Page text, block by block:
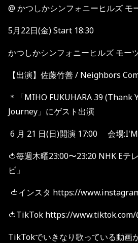
@ かつしかシンフォニーヒルズ モ
5月22日(金) Start 18:30
かつしかシンフォニーヒルズ モー
【出演】佐藤竹善 / Neighbors
＊「MIHO FUKUHARA 39 (Thank
Journey」にゲスト出演
6 月 21 日(日)開演 17:00 会場:I'M
🍅毎週木曜23:00〜23:20 NHK Eテ
ビ」
🍅インスタ https://
🍅TikTok https://www.tiktok.com/
TikTokでいきなり歌っている動画